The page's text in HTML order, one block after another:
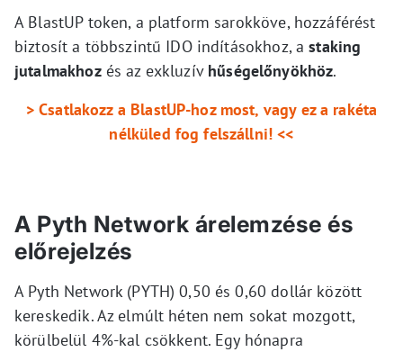
A BlastUP token, a platform sarokköve, hozzáférést
biztosít a többszintű IDO indításokhoz, astaking
jutalmakhozés az exkluzív hűségelőnyökhöz.
> Csatlakozz a BlastUP-hoz most, vagy ez a rakéta
nélküled fog felszállni! <<
A Pyth Network árelemzése és
előrejelzés
A Pyth Network (PYTH) 0,50 és 0,60 dollár között
kereskedik. Az elmúlt héten nem sokat mozgott,
körülbelül 4%-kal csökkent. Egy hónapra